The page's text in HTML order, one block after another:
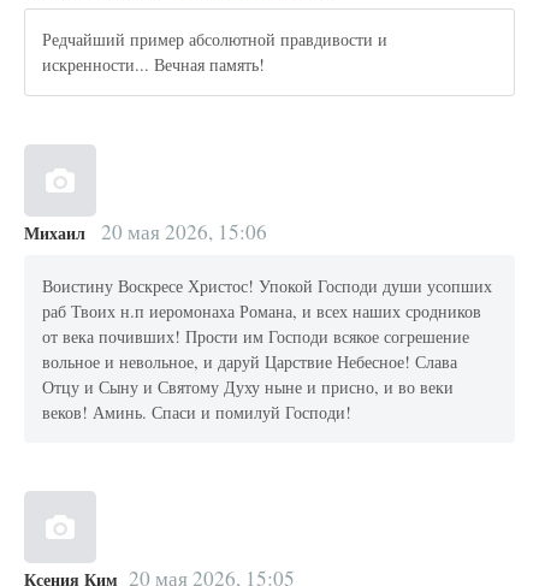
Редчайший пример абсолютной правдивости и
искренности... Вечная память!
Михаил 20 мая 2026, 15:06
Воистину Воскресе Христос! Упокой Господи души усопших
раб Твоих н.п иеромонаха Романа, и всех наших сродников
от века почивших! Прости им Господи всякое согрешение
вольное и невольное, и даруй Царствие Небесное! Слава
Отцу и Сыну и Святому Духу ныне и присно, и во веки
веков! Аминь. Спаси и помилуй Господи!
Ксения Ким 20 мая 2026, 15:05